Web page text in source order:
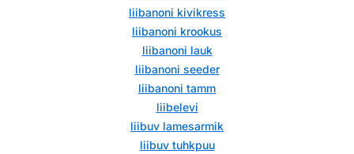
liibanoni kivikress
liibanoni krookus
liibanoni lauk
liibanoni seeder
liibanoni tamm
liibelevi
liibuv lamesarmik
liibuv tuhkpuu